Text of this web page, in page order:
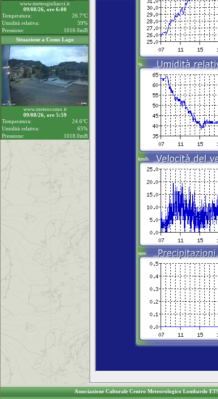
www.meteogiuliacci.it
09/08/26, ore 6:00
Temperatura:
26.7°C
Umidità relativa:
59%
Pressione:
1016.0mB
Situazione a Como Lago
www.meteocomo.it
09/08/26, ore 5:59
Temperatura:
24.6°C
Umidità relativa:
65%
Pressione:
1018.0mB
Associazione Culturale Centro Meteorologico Lombardo